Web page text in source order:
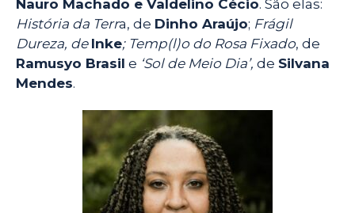
Nauro Machado e Valdelino Cécio. São elas:
História da Terra, de Dinho Araújo; Frágil
Dureza, de Inke; Temp(l)o do Rosa Fixado, de
Ramusyo Brasil e ‘Sol de Meio Dia’, de Silvana
Mendes.